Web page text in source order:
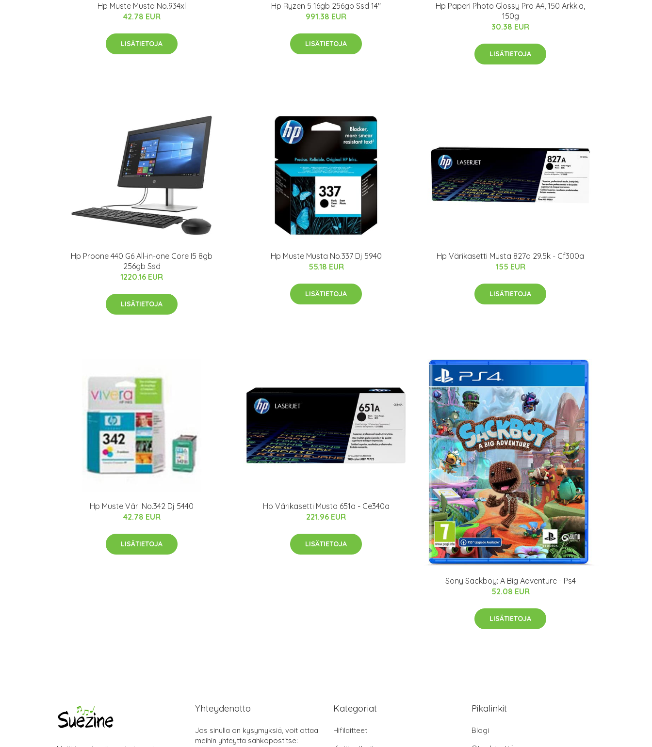
Hp Muste Musta No.934xl
42.78 EUR
LISÄTIETOJA
Hp Ryzen 5 16gb 256gb Ssd 14"
991.38 EUR
LISÄTIETOJA
Hp Paperi Photo Glossy Pro A4, 150 Arkkia,
150g
30.38 EUR
LISÄTIETOJA
Hp Proone 440 G6 All-in-one Core I5 8gb
256gb Ssd
1220.16 EUR
LISÄTIETOJA
Hp Muste Musta No.337 Dj 5940
55.18 EUR
LISÄTIETOJA
Hp Värikasetti Musta 827a 29.5k - Cf300a
155 EUR
LISÄTIETOJA
Hp Muste Väri No.342 Dj 5440
42.78 EUR
LISÄTIETOJA
Hp Värikasetti Musta 651a - Ce340a
221.96 EUR
LISÄTIETOJA
Sony Sackboy: A Big Adventure - Ps4
52.08 EUR
LISÄTIETOJA
Yhteydenotto
Jos sinulla on kysymyksiä, voit ottaa
meihin yhteyttä sähköpostitse:
Kategoriat
Hifilaitteet
Pikalinkit
Blogi